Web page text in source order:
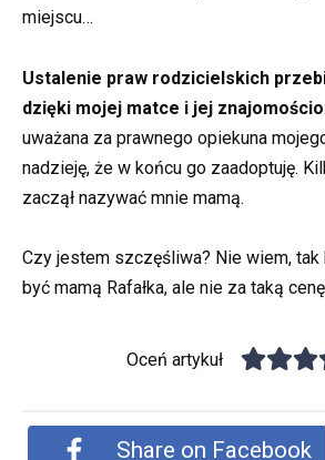
miejscu…
Ustalenie praw rodzicielskich
dzięki mojej matce i jej
uważana za prawnego opiekuna
nadzieję, że w końcu go zaadoptuję.
zaczął nazywać mnie mamą.
Czy jestem szczęśliwa? Nie wiem, tak
być mamą Rafałka, ale nie za taką
Oceń artykuł
Share on Facebook